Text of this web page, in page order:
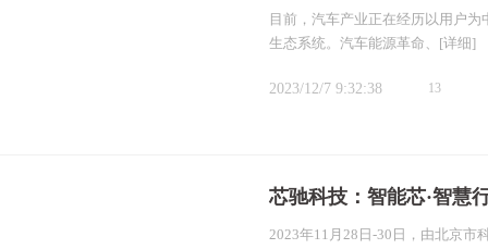
目前，汽车产业正在经历以用户
生态系统。汽车能源革命、 [详细]
2023/12/7 9:32:38 13
芯驰科技：智能芯·智慧
2023年11月28日-30日，由北京市